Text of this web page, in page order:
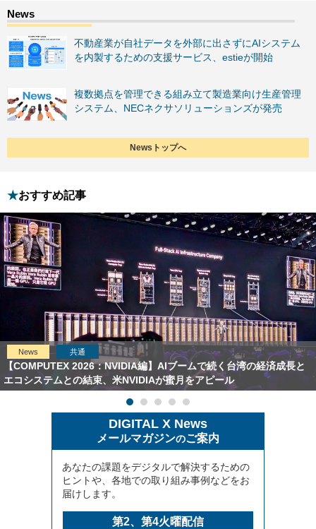
不動産業が自社データを外部に出さずにAIシステム
を内製するための支援サービス、estieが開始
複数拠点を管理できる組み立て製造業向け生産管理
システム、NECネクサソリューションズが発売
Newsトップへ
おすすめ記事
News 共通
【COMPUTEX 2026：NVIDIA編】AIブームで続く台湾の経済成長と
エコシステムとの結束、米NVIDIAが蜜月をアピール
DIGITAL X News
メールマガジンのご案内
あなたの課題をデジタルで解決するための
ヒントや、各地での取り組み事例などをお
届けします。
第2、第4火曜配信